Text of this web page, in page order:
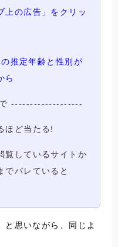
上の広告」をクリッ
推定年齢と性別が
ら
-------------------
ほど当たる!
覧しているサイトか
でバレていると
と思いながら、同じよ